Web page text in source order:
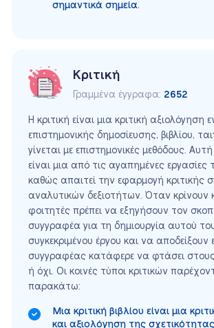
σημαντικά σημεία.
Κριτική
Γραμμένα έγγραφα: 2652
Η κριτική είναι μια κριτική αξιολόγηση
επιστημονικής δημοσίευσης, βιβλίου,
γίνεται με επιστημονικές μεθόδους.
είναι μια από τις αγαπημένες
καθώς απαιτεί την εφαρμογή κριτικής
αναλυτικών δεξιοτήτων. Όταν κρίνουν
φοιτητές πρέπει να εξηγήσουν τον
συγγραφέα για τη δημιουργία αυτού
συγκεκριμένου έργου και να αποδείξουν
συγγραφέας κατάφερε να φτάσει
ή όχι. Οι κοινές τύποι κριτικών
παρακάτω:
Μια κριτική βιβλίου είναι μια
και αξιολόγηση της